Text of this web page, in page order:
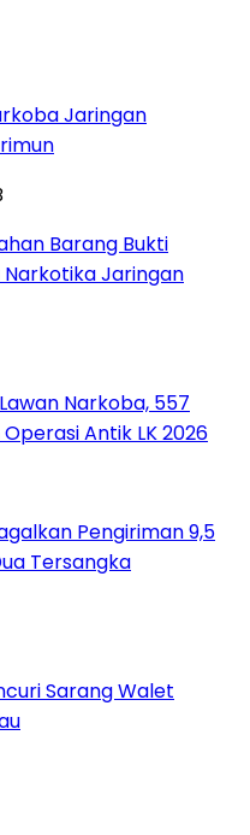
Jaringan
Barang Bukti
Narkotika Jaringan
Narkoba, 557
Antik LK 2026
Pengiriman 9,5
Tersangka
Sarang Walet